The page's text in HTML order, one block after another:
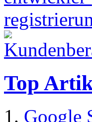
Top
Google